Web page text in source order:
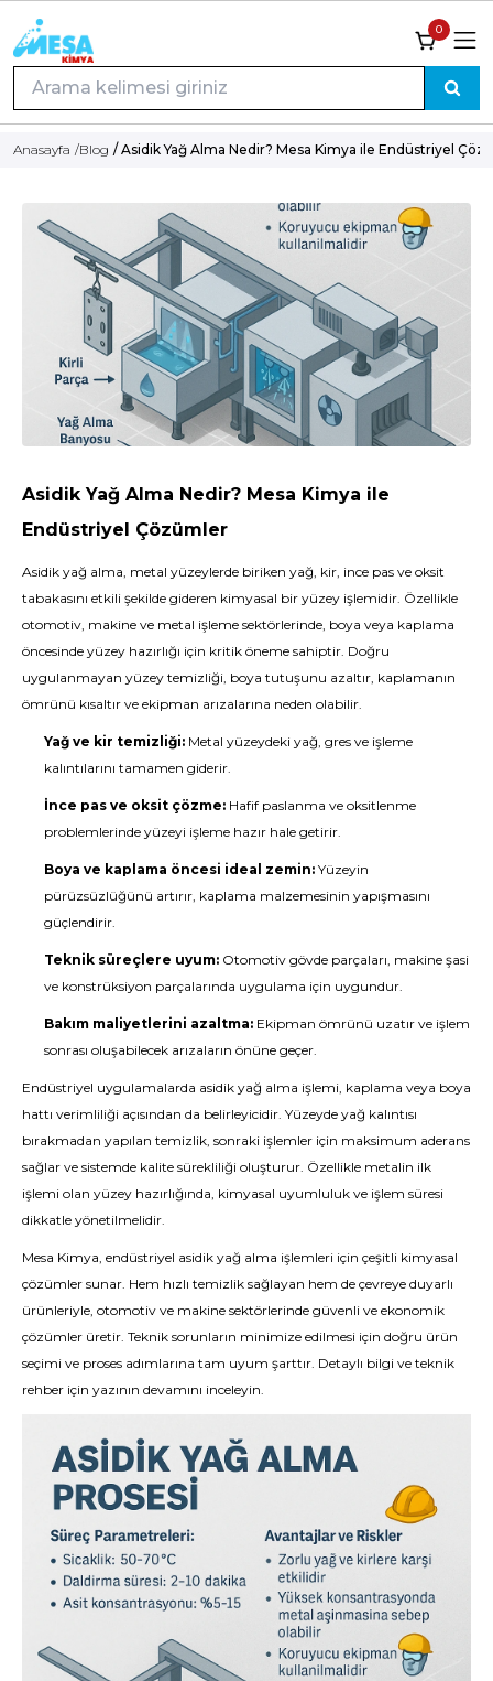
0
Anasayfa /Blog / Asidik Yağ Alma Nedir? Mesa Kimya ile Endüstriyel
Asidik Yağ Alma Nedir? Mesa Kimya ile
Endüstriyel Çözümler
Asidik yağ alma, metal yüzeylerde biriken yağ, kir, ince pas ve oksit
tabakasını etkili şekilde gideren kimyasal bir yüzey işlemidir. Özellikle
otomotiv, makine ve metal işleme sektörlerinde, boya veya kaplama
öncesinde yüzey hazırlığı için kritik öneme sahiptir. Doğru
uygulanmayan yüzey temizliği, boya tutuşunu azaltır, kaplamanın
ömrünü kısaltır ve ekipman arızalarına neden olabilir.
Yağ ve kir temizliği: Metal yüzeydeki yağ, gres ve işleme
kalıntılarını tamamen giderir.
İnce pas ve oksit çözme: Hafif paslanma ve oksitlenme
problemlerinde yüzeyi işleme hazır hale getirir.
Boya ve kaplama öncesi ideal zemin: Yüzeyin
pürüzsüzlüğünü artırır, kaplama malzemesinin yapışmasını
güçlendirir.
Teknik süreçlere uyum: Otomotiv gövde parçaları, makine şasi
ve konstrüksiyon parçalarında uygulama için uygundur.
Bakım maliyetlerini azaltma: Ekipman ömrünü uzatır ve işlem
sonrası oluşabilecek arızaların önüne geçer.
Endüstriyel uygulamalarda asidik yağ alma işlemi, kaplama veya boya
hattı verimliliği açısından da belirleyicidir. Yüzeyde yağ kalıntısı
bırakmadan yapılan temizlik, sonraki işlemler için maksimum aderans
sağlar ve sistemde kalite sürekliliği oluşturur. Özellikle metalin ilk
işlemi olan yüzey hazırlığında, kimyasal uyumluluk ve işlem süresi
dikkatle yönetilmelidir.
Mesa Kimya, endüstriyel asidik yağ alma işlemleri için çeşitli kimyasal
çözümler sunar. Hem hızlı temizlik sağlayan hem de çevreye duyarlı
ürünleriyle, otomotiv ve makine sektörlerinde güvenli ve ekonomik
çözümler üretir. Teknik sorunların minimize edilmesi için doğru ürün
seçimi ve proses adımlarına tam uyum şarttır. Detaylı bilgi ve teknik
rehber için yazının devamını inceleyin.